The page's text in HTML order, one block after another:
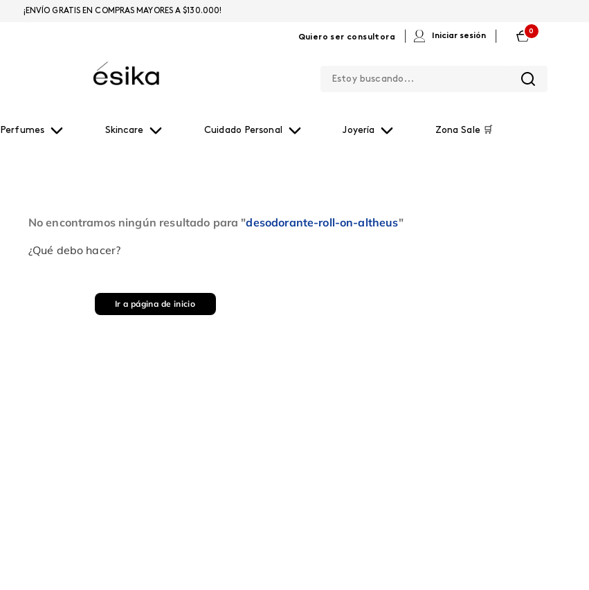
Quiero ser consultora Iniciar sesión
0
Perfumes Skincare Cuidado Personal Joyería Zona Sale 🛒
¡ENVÍO GRATIS EN COMPRAS MAYORES A $130.000!
No encontramos ningún resultado para "desodorante-roll-on-altheus"
¿Qué debo hacer?
Ir a página de inicio